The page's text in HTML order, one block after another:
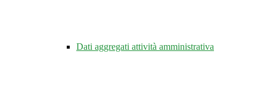
Dati aggregati attività amministrativa